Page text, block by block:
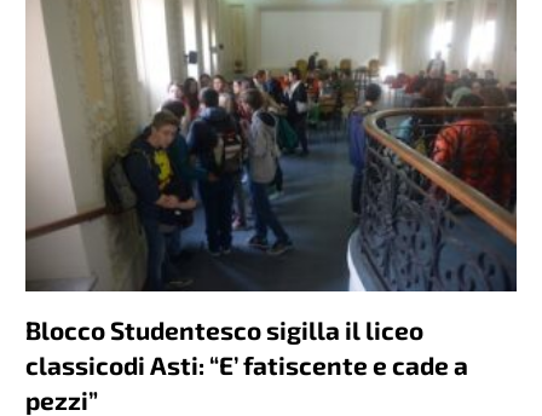
Blocco Studentesco sigilla il liceo
classicodi Asti: “E’ fatiscente e cade a
pezzi”